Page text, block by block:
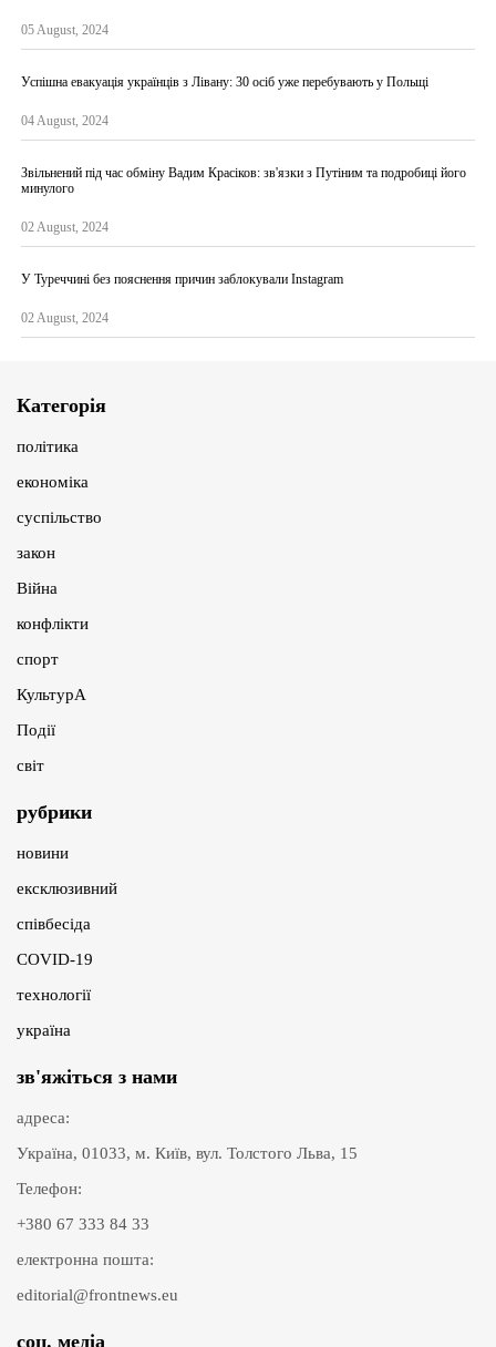
05 August, 2024
Успішна евакуація українців з Лівану: 30 осіб уже перебувають у Польщі
04 August, 2024
Звільнений під час обміну Вадим Красіков: зв'язки з Путіним та подробиці його
минулого
02 August, 2024
У Туреччині без пояснення причин заблокували Instagram
02 August, 2024
Категорія
політика
економіка
суспільство
закон
Війна
конфлікти
спорт
КультурА
Події
світ
рубрики
новини
ексклюзивний
співбесіда
COVID-19
технології
україна
зв'яжіться з нами
адреса:
Україна, 01033, м. Київ, вул. Толстого Льва, 15
Телефон:
+380 67 333 84 33
електронна пошта:
editorial@frontnews.eu
соц. медіа